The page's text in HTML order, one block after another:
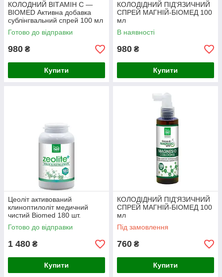
КОЛОДНИЙ ВІТАМІН С —
BIOMED Активна добавка
сублінгвальний спрей 100 мл
Готово до відправки
980 ₴
Купити
КОЛОДІДНИЙ ПІД'ЯЗИЧНИЙ
СПРЕЙ МАГНІЙ-БІОМЕД 100
мл
В наявності
980 ₴
Купити
Цеоліт активований
клиноптилоліт медичний
чистий Biomed 180 шт.
Готово до відправки
1 480 ₴
Купити
КОЛОДІДНИЙ ПІД'ЯЗИЧНИЙ
СПРЕЙ МАГНІЙ-БІОМЕД 100
мл
Під замовлення
760 ₴
Купити